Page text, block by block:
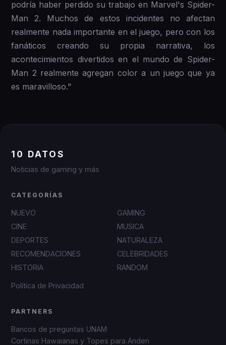
podría haber perdido su trabajo en Marvel's Spider-
Man 2. Muchos de estos incidentes no afectan
realmente nada importante en el juego, pero con los
fanáticos creando su propia narrativa, los
acontecimientos divertidos en el mundo de Spider-
Man 2 realmente agregan color a un juego que ya
es maravilloso."
10 DATOS
Noticias de gaming y más
CATEGORÍAS
NUEVO
GAMING
CINE
MUSICA
DEPORTES
NATURALEZA
RECOMENDACIONES
CELEBRIDADES
HISTORIA
RANDOM
Política de Privacidad
PARTNERS
Bancos de preguntas UNAM
Cortinas Hawaianas y Topes para Anden